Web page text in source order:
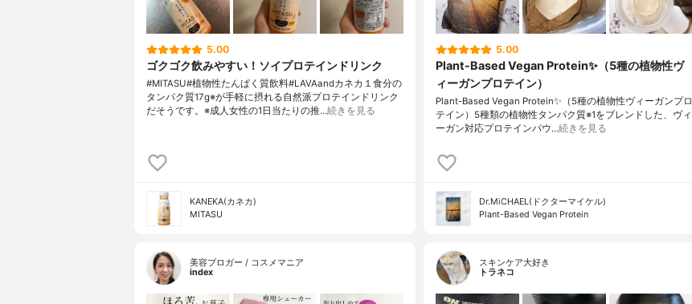
5.00
ゴクゴク飲みやすい！ソイプロテインドリンク
#MITASU#植物性たんぱく質飲料#LAVAandカネカ１食分の
タンパク質17g※が手軽に摂れる自然派プロテインドリンク
だそうです。※成人女性の1日当たりの推…続きを見る
KANEKA(カネカ)
MITASU
5.00
Plant-Based Vegan Protein✨（5種の植物性ヴ
ィーガンプロテイン）
Plant-Based Vegan Protein✨（5種の植物性ヴィーガンプロ
テイン）5種類の植物性タンパク質※1をブレンドした、ヴィ
ーガン対応プロテインパウ…続きを見る
Dr.MiCHAEL(ドクターマイケル)
Plant-Based Vegan Protein
美容ブロガー / コスメマニア
index
スキンケア大好き
トラネコ